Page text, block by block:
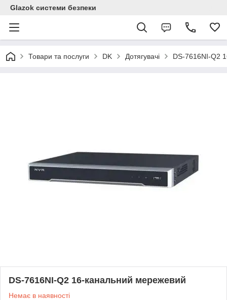
Glazok системи безпеки
Товари та послуги DK Дотягувачі DS-7616NI-Q2
DS-7616NI-Q2 16-канальний мережевий
Немає в наявності